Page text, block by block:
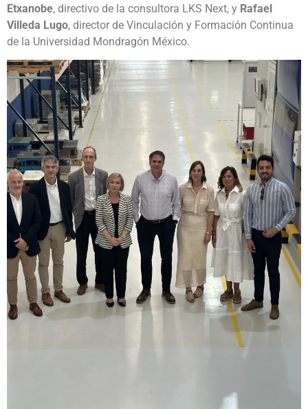
Etxanobe, directivo de la consultora LKS Next, y Rafael
Villeda Lugo, director de Vinculación y Formación Continua
de la Universidad Mondragón México.